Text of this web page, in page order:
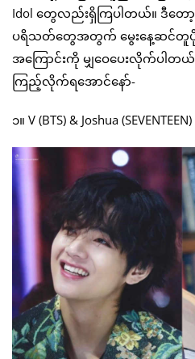
Idol တွေလည်းရှိကြပါတယ်။ ဒီတော့
ပရိသတ်တွေအတွက် မွေးနေ့ဆင်တူပို
အကြောင်းကို မျှဝေပေးလိုက်ပ
ကြည့်လိုက်ရအောင်နော်-
၁။ V (BTS) & Joshua (SEVENTEEN)